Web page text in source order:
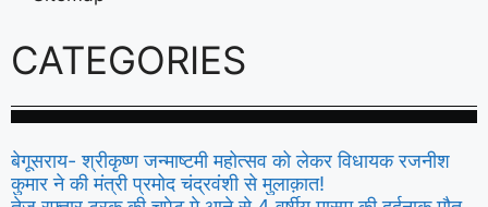
CATEGORIES
बेगूसराय- श्रीकृष्ण जन्माष्टमी महोत्सव को लेकर विधायक रजनीश
कुमार ने की मंत्री प्रमोद चंद्रवंशी से मुलाक़ात!